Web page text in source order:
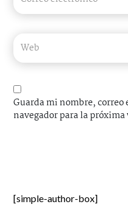
Guarda mi nombre, correo
navegador para la próxima
[simple-author-box]